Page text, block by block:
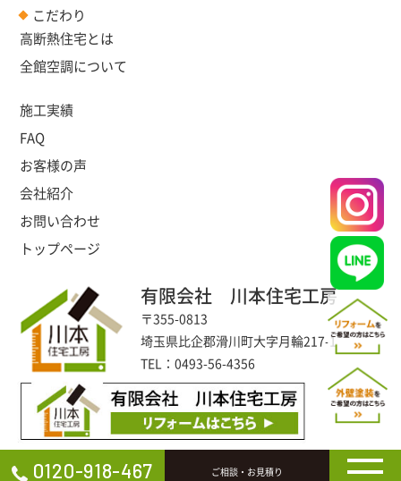
0120-918-467 ご相談・お見積り
こだわり
高断熱住宅とは
全館空調について
施工実績
FAQ
お客様の声
会社紹介
お問い合わせ
トップページ
有限会社 川本住宅工房
〒355-0813
埼玉県比企郡滑川町大字月輪217-1
TEL：0493-56-4356